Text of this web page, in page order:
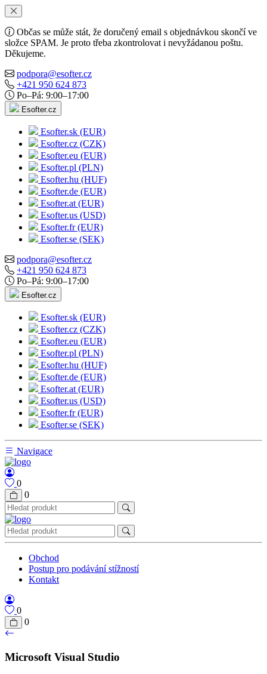
Občas se může stát, že doručený email s objednávkou skončí ve
složce SPAM. Je proto třeba zkontrolovat i nevyžádanou poštu.
Děkujeme.
podpora@esofter.cz
+421 950 624 873
Po–Pá: 9:00–17:00
Esofter.cz
Esofter.sk (EUR)
Esofter.cz (CZK)
Esofter.eu (EUR)
Esofter.pl (PLN)
Esofter.hu (HUF)
Esofter.de (EUR)
Esofter.at (EUR)
Esofter.us (USD)
Esofter.fr (EUR)
Esofter.se (SEK)
podpora@esofter.cz
+421 950 624 873
Po–Pá: 9:00–17:00
Esofter.cz
Esofter.sk (EUR)
Esofter.cz (CZK)
Esofter.eu (EUR)
Esofter.pl (PLN)
Esofter.hu (HUF)
Esofter.de (EUR)
Esofter.at (EUR)
Esofter.us (USD)
Esofter.fr (EUR)
Esofter.se (SEK)
Navigace
0
0
Obchod
Postup pro podávání stížností
Kontakt
0
0
Microsoft Visual Studio